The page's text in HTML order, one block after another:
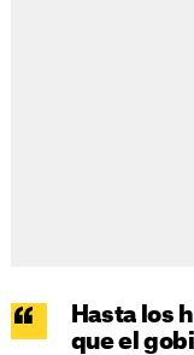
Hasta los
que el